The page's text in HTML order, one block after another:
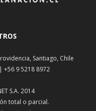
Santiago, Chile
+56 9 5218 8972
S.A. 2014
total o parcial.